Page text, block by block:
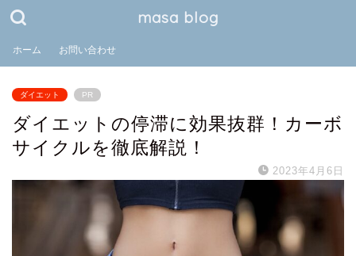
masa blog
ホーム お問い合わせ
ダイエット PR
ダイエットの停滞に効果抜群！カーボ
サイクルを徹底解説！
2023年4月6日